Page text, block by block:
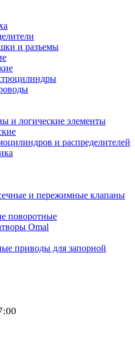
и разъемы
и логические элементы
и распределителей
и пережимные клапаны
поворотные
Omal
приводы для запорной